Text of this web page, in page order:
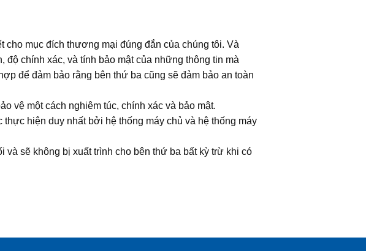
mục đích thương mại đúng đắn của chúng tôi. Và
chính xác, và tính bảo mật của những thông tin mà
để đảm bảo rằng bên thứ ba cũng sẽ đảm bảo an toàn
vệ một cách nghiêm túc, chính xác và bảo mật.
hiện duy nhất bởi hệ thống máy chủ và hệ thống máy
sẽ không bị xuất trình cho bên thứ ba bất kỳ trừ khi có